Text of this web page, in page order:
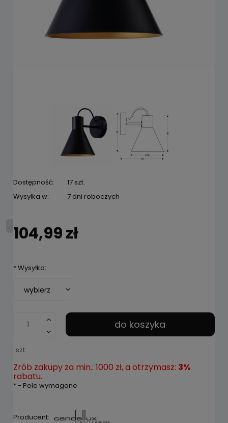
Dostępność:
17 szt.
Wysyłka w:
7 dni roboczych
104,99 zł
*Wysyłka:
szt.
do koszyka
Zrób zakupy za min.: 1000 zł, a otrzymasz: 3%
rabatu.
*- Pole wymagane
Producent: